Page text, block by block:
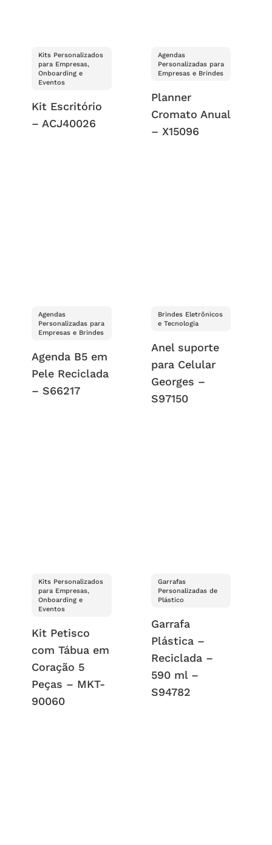
Kits Personalizados
para Empresas,
Onboarding e
Eventos
Kit Escritório
– ACJ40026
Agendas
Personalizadas para
Empresas e Brindes
Planner
Cromato Anual
– X15096
Agendas
Personalizadas para
Empresas e Brindes
Agenda B5 em
Pele Reciclada
– S66217
Brindes Eletrônicos
e Tecnologia
Anel suporte
para Celular
Georges –
S97150
Kits Personalizados
para Empresas,
Onboarding e
Eventos
Kit Petisco
com Tábua em
Coração 5
Peças – MKT-
90060
Garrafas
Personalizadas de
Plástico
Garrafa
Plástica –
Reciclada –
590 ml –
S94782